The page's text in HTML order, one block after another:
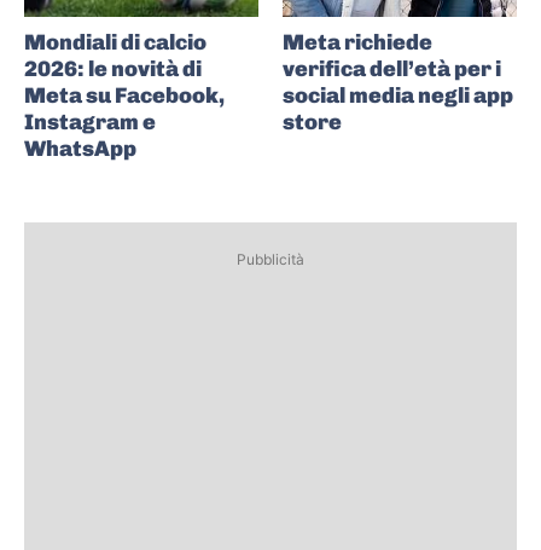
Mondiali di calcio
2026: le novità di
Meta su Facebook,
Instagram e
WhatsApp
Meta richiede
verifica dell’età per i
social media negli app
store
Pubblicità